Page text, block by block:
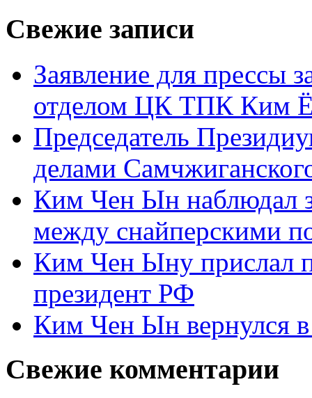
Свежие записи
Заявление для прессы
отделом ЦК ТПК Ким
Председатель
делами
Ким Чен Ын наблюдал
между снайперскими
Ким Чен Ыну прислал
президент РФ
Ким Чен Ын вернулся
Свежие комментарии